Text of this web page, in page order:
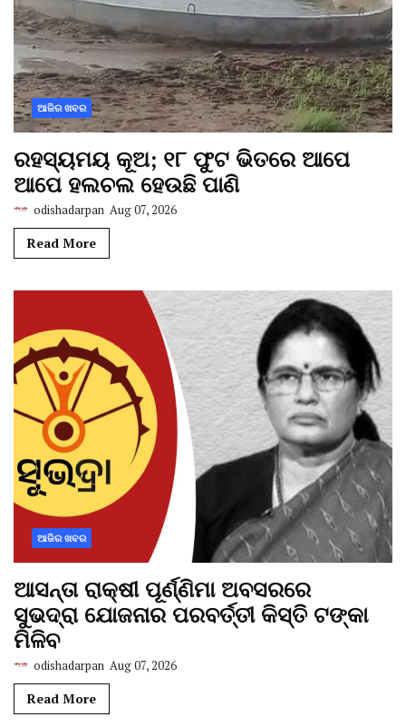
ଆଜିର ଖବର
ରହସ୍ୟମୟ କୂଅ; ୧୮ ଫୁଟ ଭିତରେ ଆପେ
ଆପେ ହଲଚଲ ହେଉଛି ପାଣି
odishadarpan Aug 07, 2026
Read More
ଆଜିର ଖବର
ଆସନ୍ତା ରାକ୍ଷୀ ପୂର୍ଣ୍ଣିମା ଅବସରରେ
ସୁଭଦ୍ରା ଯୋଜନାର ପରବର୍ତ୍ତୀ କିସ୍ତି ଟଙ୍କା
ମିଳିବ
odishadarpan Aug 07, 2026
Read More